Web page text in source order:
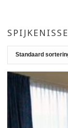
SPIJKENISSE